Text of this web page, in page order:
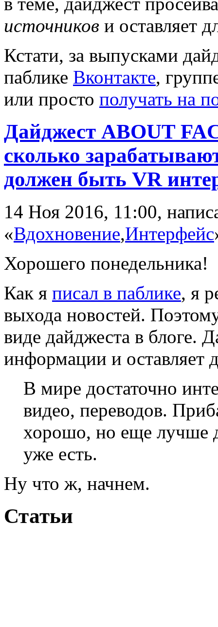
источников и оставляет
Кстати, за выпусками
паблике Вконтакте,
или просто получать на
Дайджест ABOUT
сколько
должен быть VR
14 Ноя 2016, 11:00,
«Вдохновение,Интерфейс
Хорошего понедельника!
Как я писал в паблике, я
выхода новостей.
виде дайджеста в блоге.
информации и оставляет
В мире достаточно
видео, переводов.
хорошо, но еще лучше
уже есть.
Ну что ж, начнем.
Статьи